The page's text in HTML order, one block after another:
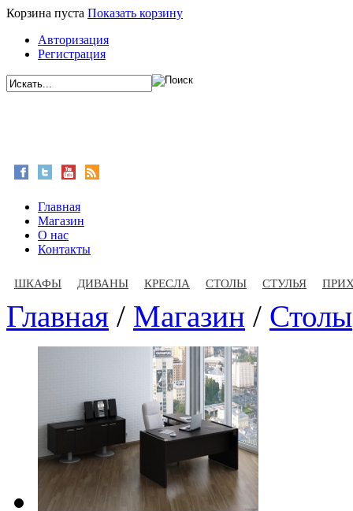
Корзина пуста Показать корзину
Авторизация
Регистрация
Главная
Магазин
О нас
Контакты
ШКАФЫ ДИВАНЫ КРЕСЛА СТОЛЫ СТУЛЬЯ
Главная / Магазин / Столы